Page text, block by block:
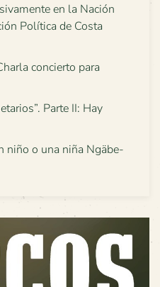
en la Nación
Política de Costa
concierto para
Parte II: Hay
niño o una niña Ngäbe-